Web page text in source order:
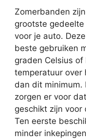
Zomerbanden
grootste
voor je auto.
beste gebruiken
graden Celsius
temperatuur over
dan dit minimum.
zorgen er voor
geschikt zijn voor
Ten eerste
minder